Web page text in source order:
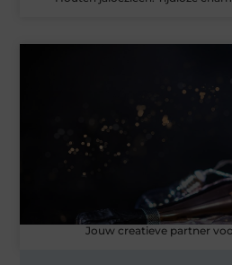
Jouw creatieve partner